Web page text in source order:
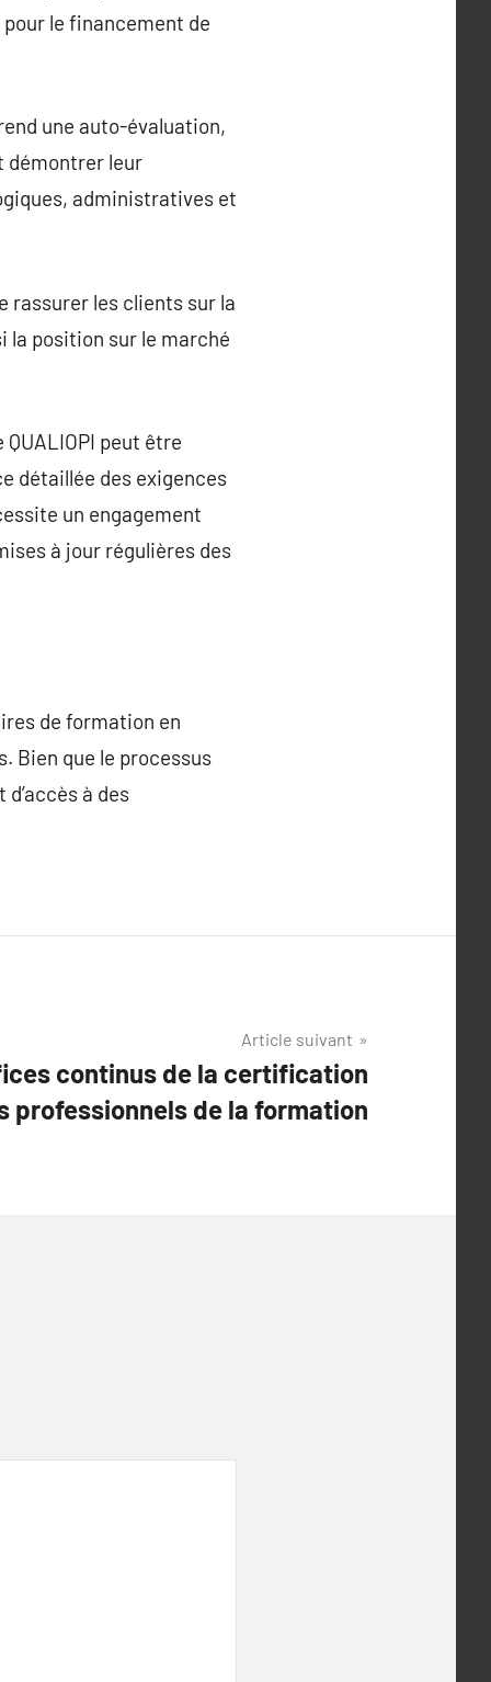
le financement de
une auto-évaluation,
démontrer leur
administratives et
rassurer les clients sur la
la position sur le marché
peut être
détaillée des exigences
un engagement
à jour régulières des
de formation en
Bien que le processus
à des
Article suivant
continus de la certification
professionnels de la formation